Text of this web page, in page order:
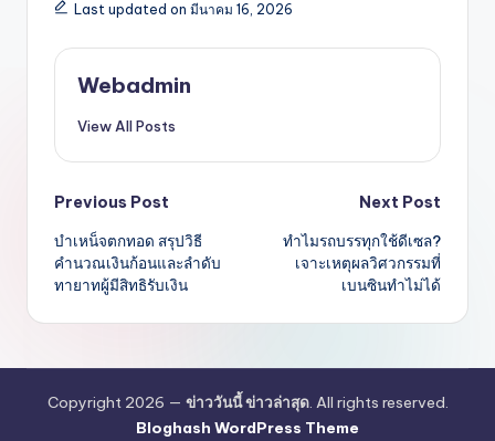
Last updated on มีนาคม 16, 2026
Webadmin
View All Posts
Post
navigation
Previous Post
บำเหน็จตกทอด สรุปวิธี
คำนวณเงินก้อนและลำดับ
ทายาทผู้มีสิทธิรับเงิน
Next Post
ทำไมรถบรรทุกใช้ดีเซล?
เจาะเหตุผลวิศวกรรมที่
เบนซินทำไม่ได้
Copyright 2026 — ข่าววันนี้ ข่าวล่าสุด. All rights reserved.
Bloghash WordPress Theme